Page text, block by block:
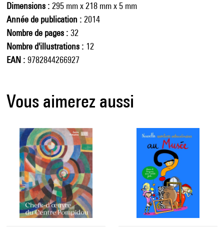
Dimensions
295 mm x 218 mm x 5 mm
Année de publication
2014
Nombre de pages
32
Nombre d'illustrations
12
EAN
9782844266927
Vous aimerez aussi